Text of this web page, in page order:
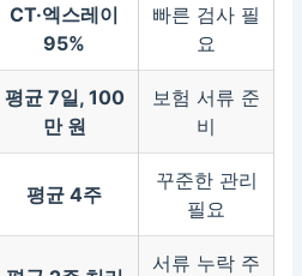
CT·엑스레이
95%
빠른 검사 필
요
평균 7일, 100
만 원
보험 서류 준
비
평균 4주
꾸준한 관리
필요
서류 누락 주